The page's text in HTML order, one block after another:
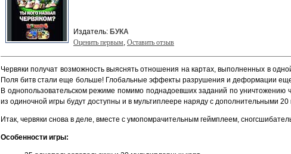
Издатель: БУКА
Оценить первым, Оставить отзыв
Червяки получат возможность выяснять отношения на картах, выполненных в
Поля битв стали еще больше! Глобальные эффекты разрушения и деформации
В однопользовательском режиме помимо поднадоевших заданий по уничтожению
из одиночной игры будут доступны и в мультиплеере наряду с дополнительными 20
Итак, червяки снова в деле, вместе с умопомрачительным геймплеем,
Особенности игры: